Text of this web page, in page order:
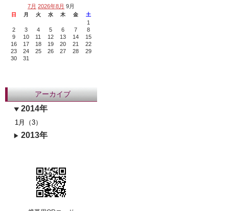
7月 2026年8月 9月
日 月 火 水 木 金 土
1
2
3 4 5 6 7
8
9
10 11 12 13 14
15
16
17 18 19 20 21
22
23
24 25 26 27 28
29
30
31
アーカイブ
2014年
1月（3）
2013年